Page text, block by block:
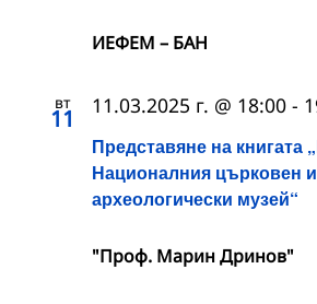
ИЕФЕМ – БАН
вт
11
Представяне на книгата
Националния църковен
археологически музей“
11.03.2025 г. @ 18:00 -
"Проф. Марин Дринов"